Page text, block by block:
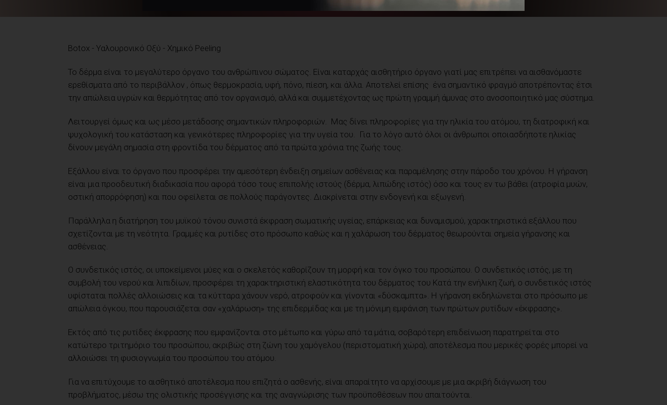
Botox - Υαλουρονικό Οξύ - Χημικό Peeling
Το δέρμα είναι το μεγαλύτερο όργανο του ανθρώπινου σώματος. Είναι καταρχάς αισθητήριο όργανο γιατί μας επιτρέπει να αισθανόμαστε
ερεθίσματα από το περιβάλλον , όπως θερμοκρασία, υφή, πόνο, πίεση, και άλλα. Αποτελεί επίσης ένα σημαντικό φραγμό αποτρέποντας έτσι
την απώλεια υγρών και θερμότητας από τον οργανισμό, αλλά και συμμετέχοντας ως πρώτη γραμμή άμυνας στο ανοσοποιητικό μας σύστημα.
Λειτουργεί όμως και ως μέσο μετάδοσης σημαντικών πληροφοριών. Μας δίνει πληροφορίες για την ηλικία του ατόμου, τη διατροφική και
ψυχολογική του κατάσταση και γενικότερες πληροφορίες για την υγεία του. Για το λόγο αυτό όλοι οι άνθρωποι οποιασδήποτε ηλικίας
δίνουν μεγάλη σημασία στη φροντίδα του δέρματος από τα πρώτα χρόνια της ζωής τους.
Εξάλλου είναι το όργανο που προσφέρει την αμεσότερη ένδειξη σημείων ασθένειας και παραμέλησης στην πάροδο του χρόνου. Η γήρανση
είναι μια προοδευτική διαδικασία που αφορά τόσο τους επιπολής ιστούς (δέρμα, λιπώδης ιστός) όσο και τους εν τω βάθει (ατροφία μυών,
οστική απορρόφηση) και που οφείλεται σε πολλούς παράγοντες. Διακρίνεται στην ενδογενή και εξωγενή.
Παράλληλα η διατήρηση του μυϊκού τόνου συνιστά έκφραση σωματικής υγείας, επάρκειας και δυναμισμού, χαρακτηριστικά εξάλλου που
σχετίζονται με τη νεότητα. Γραμμές και ρυτίδες στο πρόσωπο καθώς και η χαλάρωση του δέρματος θεωρούνται σημεία γήρανσης και
ασθένειας.
Ο συνδετικός ιστός, οι υποκείμενοι μύες και ο σκελετός καθορίζουν τη μορφή και τον όγκο του προσώπου. Ο συνδετικός ιστός, με τη
συμβολή του νερού και λιπιδίων, προσφέρει τη χαρακτηριστική ελαστικότητα του δέρματος του Κατά την ενήλικη ζωή, ο συνδετικός ιστός
υφίσταται πολλές αλλοιώσεις και τα κύτταρα χάνουν νερό, ατροφούν και γίνονται «δύσκαμπτα». Η γήρανση εκδηλώνεται στο πρόσωπο με
απώλεια όγκου, που παρουσιάζεται σαν «χαλάρωση» της επιδερμίδας και με τη μόνιμη εμφάνιση των πρώτων ρυτίδων «έκφρασης».
Εκτός από τις ρυτίδες έκφρασης που εμφανίζονται στο μέτωπο και γύρω από τα μάτια, σοβαρότερη επιδείνωση παρατηρείται στο
κατώτερο τριτημόριο του προσώπου, ακριβώς στη ζώνη του χαμόγελου (περιστοματική χώρα), αποτέλεσμα που μερικές φορές μπορεί να
αλλοιώσει τη φυσιογνωμία του προσώπου του ατόμου.
Για να επιτύχουμε το αισθητικό αποτέλεσμα που επιζητά ο ασθενής, είναι απαραίτητο να αρχίσουμε με μια ακριβή διάγνωση του
προβλήματος, μέσω της ολιστικής προσέγγισης και της αναγνώρισης των προϋποθέσεων που απαιτούνται.